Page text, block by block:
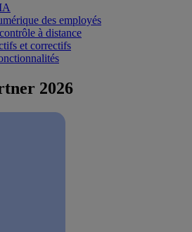
des employés
à distance
et correctifs
2026